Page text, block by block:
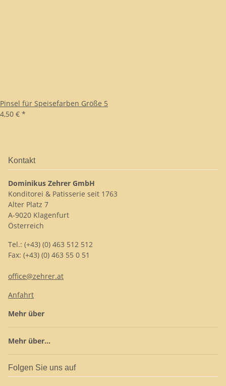
Pinsel für Speisefarben Größe 5
4,50 € *
Kontakt
Dominikus Zehrer GmbH
Konditorei & Patisserie seit 1763
Alter Platz 7
A-9020 Klagenfurt
Österreich
Tel.: (+43) (0) 463 512 512
Fax: (+43) (0) 463 55 0 51
office@zehrer.at
Anfahrt
Mehr über
Mehr über...
Folgen Sie uns auf